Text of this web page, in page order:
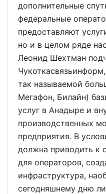
дополнительные
федеральные
предоставляют
но и в целом ряде
Леонид Шехтман
так называемой
Мегафон, Билайн)
услуг в Анадыре и
производственных
предприятия. В
должна приводить к
для операторов,
инфраструктура,
сегодняшнему дню